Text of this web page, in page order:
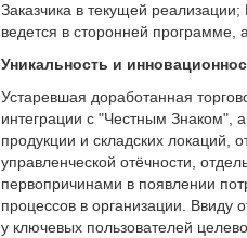
Заказчика в текущей
ведется в сторонней программе,
Уникальность и
Устаревшая доработанная
интеграции с "Честным Знаком",
продукции и складских локаций,
управленческой отёчности,
первопричинами в появлении
процессов в организации. Ввиду
у ключевых пользователей